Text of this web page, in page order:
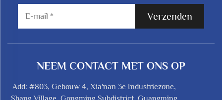
Verzenden
NEEM CONTACT MET ONS OP
Add: #803, Gebouw 4, Xia'nan 3e Industriezone,